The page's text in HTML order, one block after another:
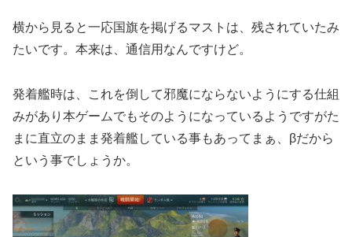
横から見ると一応国旗を掲げるマストは、残されていたみ
たいです。本来は、通信用なんですけど。
発着艦時は、これを倒して邪魔にならないようにする仕組
みがあり本ゲームでもそのようになっているようですがた
まに直立のまま発着艦している事もあってまぁ、βだから
という事でしょうか。